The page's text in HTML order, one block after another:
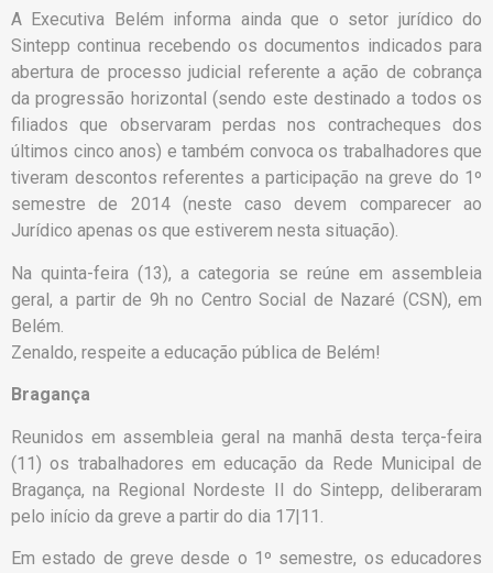
A Executiva Belém informa ainda que o setor jurídico do
Sintepp continua recebendo os documentos indicados para
abertura de processo judicial referente a ação de cobrança
da progressão horizontal (sendo este destinado a todos os
filiados que observaram perdas nos contracheques dos
últimos cinco anos) e também convoca os trabalhadores que
tiveram descontos referentes a participação na greve do 1º
semestre de 2014 (neste caso devem comparecer ao
Jurídico apenas os que estiverem nesta situação).
Na quinta-feira (13), a categoria se reúne em assembleia
geral, a partir de 9h no Centro Social de Nazaré (CSN), em
Belém.
Zenaldo, respeite a educação pública de Belém!
Bragança
Reunidos em assembleia geral na manhã desta terça-feira
(11) os trabalhadores em educação da Rede Municipal de
Bragança, na Regional Nordeste II do Sintepp, deliberaram
pelo início da greve a partir do dia 17|11.
Em estado de greve desde o 1º semestre, os educadores